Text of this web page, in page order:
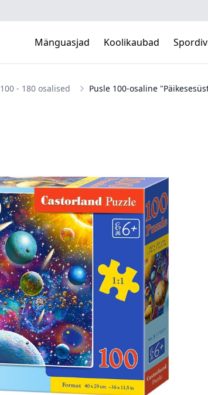
Mänguasjad Koolikaubad
100 - 180 osalised Pusle 100-osaline